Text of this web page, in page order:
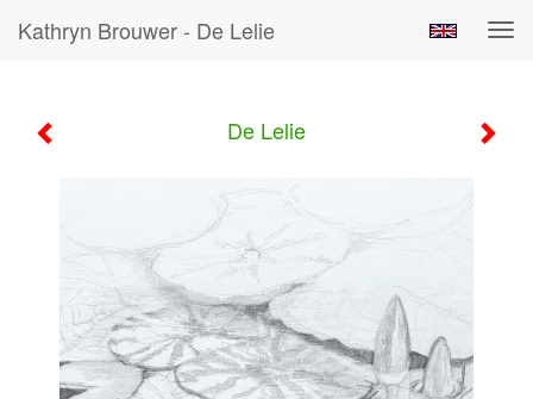
Kathryn Brouwer - De Lelie
De Lelie